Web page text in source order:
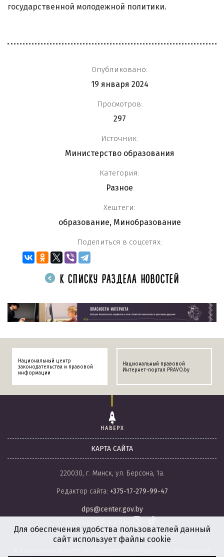
государственной молодежной политики.
Опубликовано:
19 января 2024
Просмотров:
297
Источник:
Министерство образования
Категория:
Разное
Хештеги:
образование, Минобразование
Поделиться в соцсетях:
К СПИСКУ РАЗДЕЛА НОВОСТЕЙ
Национальный центр
законодательства и правовой
информации
Национальный правовой
Интернет-портал PRAVO.by
НАВЕРХ
КАРТА САЙТА
220030, г. Минск, ул. Берсона, 1а.
Редактор сайта: +375-17-279-99-47
dps@center.gov.by
Для обеспечения удобства пользователей данный
сайт использует файлы cookie